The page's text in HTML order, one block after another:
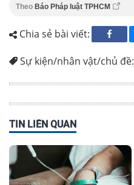
Theo Báo Pháp luật TPHCM
Chia sẻ bài viết:
Sự kiện/nhân vật/chủ đề:
TIN LIÊN QUAN